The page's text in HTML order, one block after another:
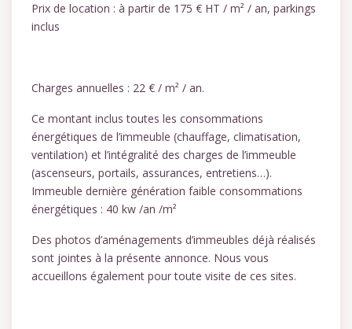
Prix de location : à partir de 175 € HT / m² / an, parkings
inclus
Charges annuelles : 22 € / m² / an.
Ce montant inclus toutes les consommations
énergétiques de l’immeuble (chauffage, climatisation,
ventilation) et l’intégralité des charges de l’immeuble
(ascenseurs, portails, assurances, entretiens…).
Immeuble dernière génération faible consommations
énergétiques : 40 kw /an /m²
Des photos d’aménagements d’immeubles déjà réalisés
sont jointes à la présente annonce. Nous vous
accueillons également pour toute visite de ces sites.